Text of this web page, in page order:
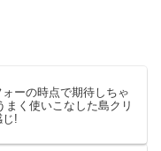
ォーの時点で期待しちゃ
まく使いこなした島クリ
じ!